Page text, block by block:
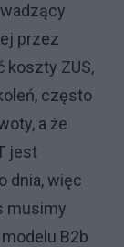
przez
koszty ZUS,
często
a że
jest
dnia, więc
musimy
B2b